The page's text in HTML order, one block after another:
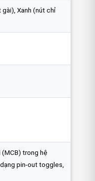
Xanh (nút chỉ
trong hệ
pin-out toggles,